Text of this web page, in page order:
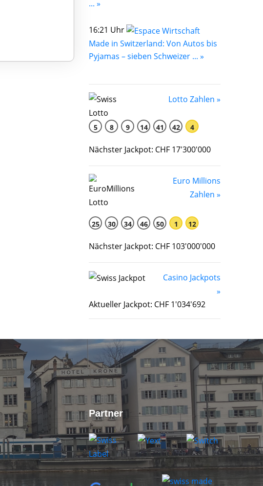
... »
16:21 Uhr
Made in Switzerland: Von Autos bis
Pyjamas – sieben Schweizer ... »
Lotto Zahlen »
5 8 9 14 41 42 4
Nächster Jackpot: CHF 17'300'000
Euro Millions
Zahlen »
25 30 34 46 50 1 12
Nächster Jackpot: CHF 103'000'000
Casino Jackpots
»
Aktueller Jackpot: CHF 1'034'692
Partner